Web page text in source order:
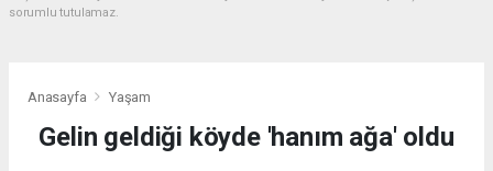
sorumlu tutulamaz.
Anasayfa Yaşam
Gelin geldiği köyde 'hanım ağa' oldu